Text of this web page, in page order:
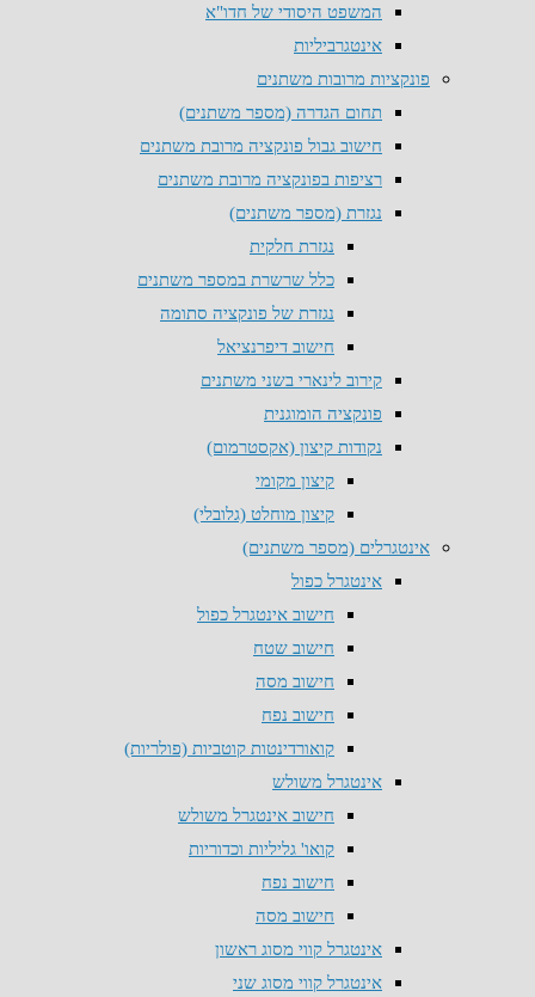
המשפט היסודי של חדו"א
אינטגרביליות
פונקציות מרובות משתנים
תחום הגדרה (מספר משתנים)
חישוב גבול פונקציה מרובת משתנים
רציפות בפונקציה מרובת משתנים
נגזרת (מספר משתנים)
נגזרת חלקית
כלל שרשרת במספר משתנים
נגזרת של פונקציה סתומה
חישוב דיפרנציאל
קירוב לינארי בשני משתנים
פונקציה הומוגנית
נקודות קיצון (אקסטרמום)
קיצון מקומי
קיצון מוחלט (גלובלי)
אינטגרלים (מספר משתנים)
אינטגרל כפול
חישוב אינטגרל כפול
חישוב שטח
חישוב מסה
חישוב נפח
קואורדינטות קוטביות (פולריות)
אינטגרל משולש
חישוב אינטגרל משולש
קואו' גליליות וכדוריות
חישוב נפח
חישוב מסה
אינטגרל קווי מסוג ראשון
אינטגרל קווי מסוג שני